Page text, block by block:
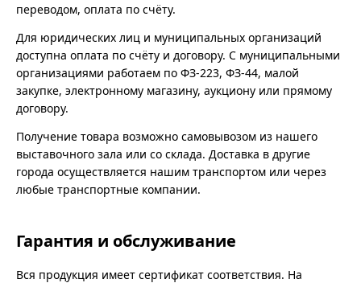
переводом, оплата по счёту.
Для юридических лиц и муниципальных организаций
доступна оплата по счёту и договору. С муниципальными
организациями работаем по ФЗ-223, ФЗ-44, малой
закупке, электронному магазину, аукциону или прямому
договору.
Получение товара возможно самовывозом из нашего
выставочного зала или со склада. Доставка в другие
города осуществляется нашим транспортом или через
любые транспортные компании.
Гарантия и обслуживание
Вся продукция имеет сертификат соответствия. На